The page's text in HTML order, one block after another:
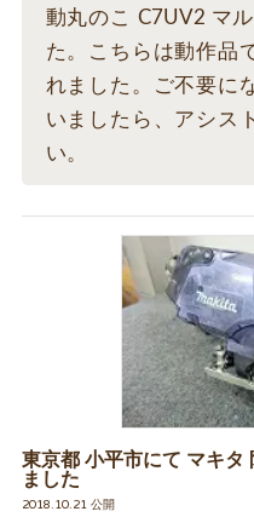
動丸のこ C7UV2 マ
た。こちらは動作品
れました。ご不要に
いましたら、アシス
い。
東京都 小平市にて マキタ
ました
2018.10.21 公開